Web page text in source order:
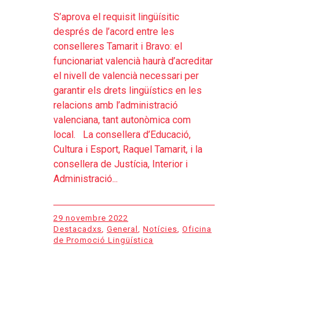
S’aprova el requisit lingüísitic
després de l’acord entre les
conselleres Tamarit i Bravo: el
funcionariat valencià haurà d’acreditar
el nivell de valencià necessari per
garantir els drets lingüístics en les
relacions amb l’administració
valenciana, tant autonòmica com
local. La consellera d’Educació,
Cultura i Esport, Raquel Tamarit, i la
consellera de Justícia, Interior i
Administració...
29 novembre 2022
Destacadxs General Notícies Oficina
de Promoció Lingüística